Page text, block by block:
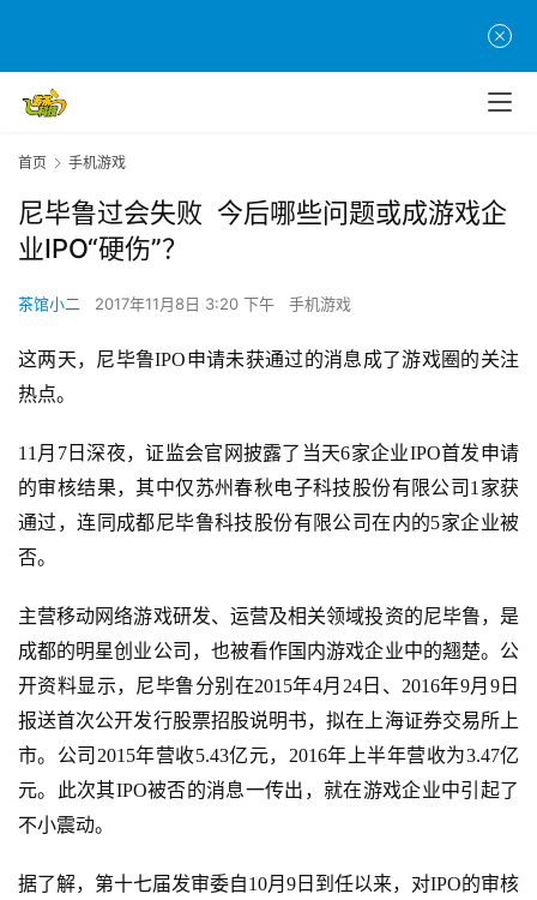
首页 手机游戏
尼毕鲁过会失败 今后哪些问题或成游戏企
业IPO“硬伤”？
茶馆小二 2017年11月8日 3:20 下午 手机游戏
这两天，尼毕鲁IPO申请未获通过的消息成了游戏圈的关注
热点。
11月7日深夜，证监会官网披露了当天6家企业IPO首发申请
的审核结果，其中仅苏州春秋电子科技股份有限公司1家获
通过，连同成都尼毕鲁科技股份有限公司在内的5家企业被
否。
主营移动网络游戏研发、运营及相关领域投资的尼毕鲁，是
成都的明星创业公司，也被看作国内游戏企业中的翘楚。公
开资料显示，尼毕鲁分别在2015年4月24日、2016年9月9日
报送首次公开发行股票招股说明书，拟在上海证券交易所上
市。公司2015年营收5.43亿元，2016年上半年营收为3.47亿
元。此次其IPO被否的消息一传出，就在游戏企业中引起了
不小震动。
据了解，第十七届发审委自10月9日到任以来，对IPO的审核